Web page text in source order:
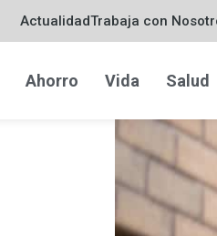
ActualidadTrabaja con
Ahorro Vida Salud